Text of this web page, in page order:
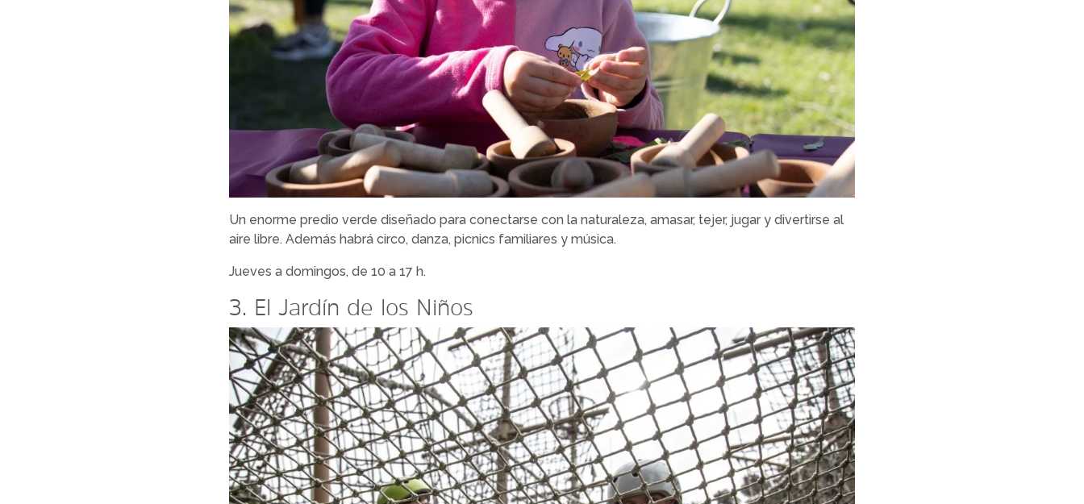
Un enorme predio verde diseñado para conectarse con la naturaleza, amasar, tejer, jugar y divertirse al
aire libre. Además habrá circo, danza, picnics familiares y música.
Jueves a domingos, de 10 a 17 h.
3. El Jardín de los Niños